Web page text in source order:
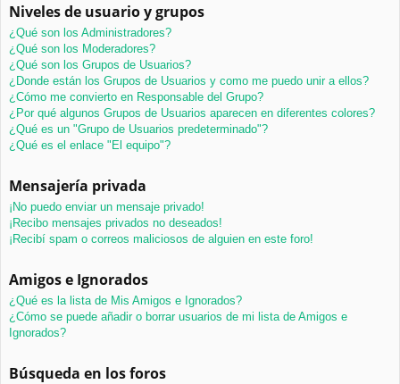
Niveles de usuario y grupos
¿Qué son los Administradores?
¿Qué son los Moderadores?
¿Qué son los Grupos de Usuarios?
¿Donde están los Grupos de Usuarios y como me puedo unir a ellos?
¿Cómo me convierto en Responsable del Grupo?
¿Por qué algunos Grupos de Usuarios aparecen en diferentes colores?
¿Qué es un "Grupo de Usuarios predeterminado"?
¿Qué es el enlace "El equipo"?
Mensajería privada
¡No puedo enviar un mensaje privado!
¡Recibo mensajes privados no deseados!
¡Recibí spam o correos maliciosos de alguien en este foro!
Amigos e Ignorados
¿Qué es la lista de Mis Amigos e Ignorados?
¿Cómo se puede añadir o borrar usuarios de mi lista de Amigos e
Ignorados?
Búsqueda en los foros